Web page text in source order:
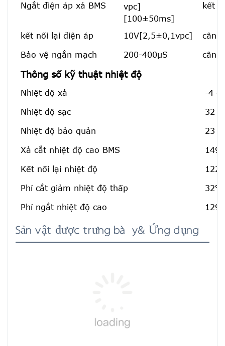
Ngắt điện áp xả BMS
vpc]
[100±50ms]
kết
kết nối lại điện áp 10V[2,5±0,1vpc] cân
Bảo vệ ngắn mạch 200-400μS cân
Thông số kỹ thuật nhiệt độ
Nhiệt độ xả -4
Nhiệt độ sạc 32
Nhiệt độ bảo quản 23
Xả cắt nhiệt độ cao BMS
Kết nối lại nhiệt độ
Phí cắt giảm nhiệt độ thấp
Phí ngắt nhiệt độ cao
Sản vật được trưng bày& Ứng dụng